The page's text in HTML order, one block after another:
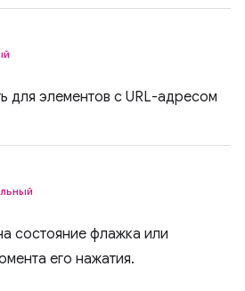
для элементов с URL-адресом
состояние флажка или
его нажатия.